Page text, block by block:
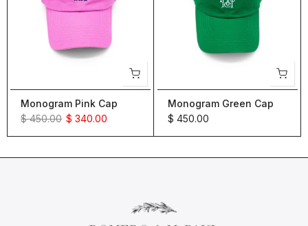
Monogram Pink Cap
$ 450.00 $ 340.00
Monogram Green Cap
$ 450.00